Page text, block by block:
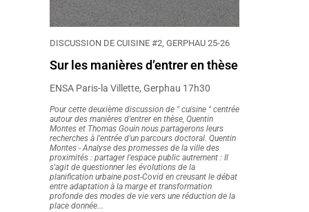
DISCUSSION DE CUISINE #2, GERPHAU 25-26
Sur les manières d’entrer en thèse
ENSA Paris-la Villette, Gerphau 17h30
Pour cette deuxième discussion de " cuisine " centrée
autour des manières d'entrer en thèse, Quentin
Montes et Thomas Gouin nous partagerons leurs
recherches à l'entrée d'un parcours doctoral. Quentin
Montes - Analyse des promesses de la ville des
proximités : partager l'espace public autrement : Il
s'agit de questionner les évolutions de la
planification urbaine post-Covid en creusant le débat
entre adaptation à la marge et transformation
profonde des modes de vie vers une réduction de la
place donnée...